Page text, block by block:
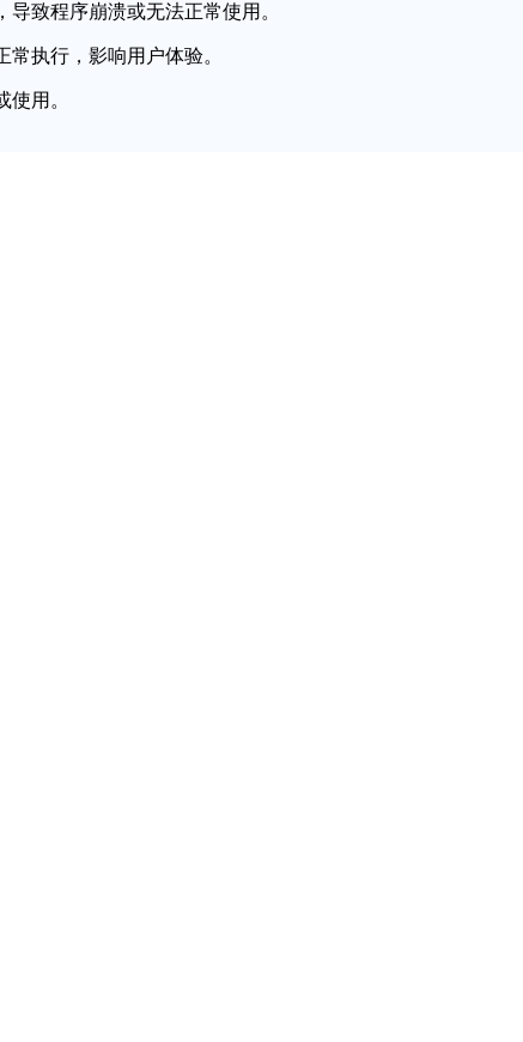
致程序崩溃或无法正常使用。
执行，影响用户体验。
用。